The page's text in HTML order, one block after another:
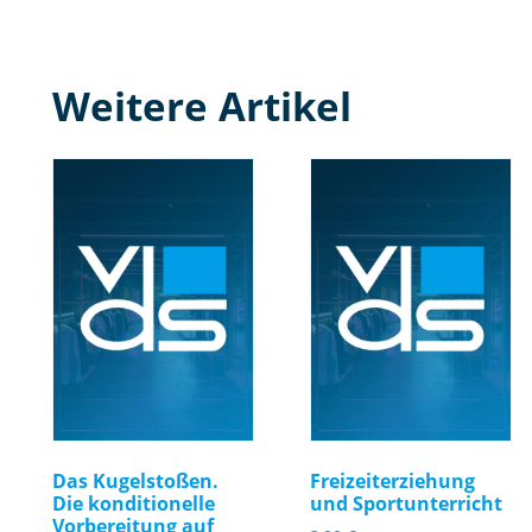
Weitere Artikel
Das Kugelstoßen.
Die konditionelle
Vorbereitung auf
Freizeiterziehung
und Sportunterricht